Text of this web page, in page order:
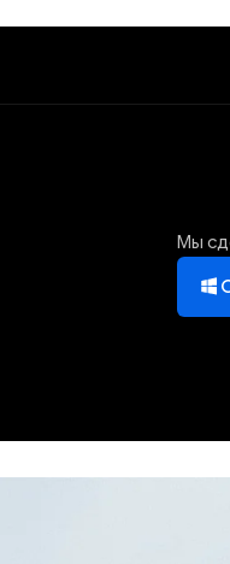
Мы